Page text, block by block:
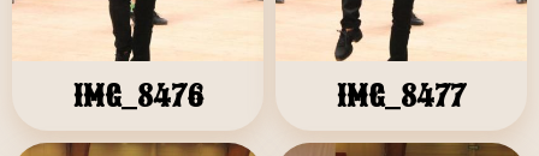
IMG_8476 IMG_8477